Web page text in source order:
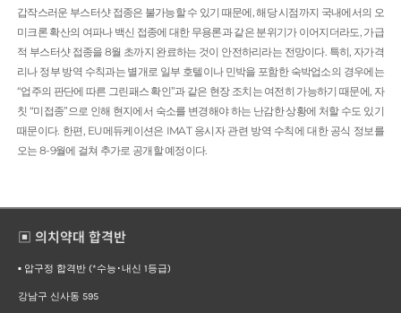
갑작스러운 부스터샷 접종은 불가능할 수 있기 때문에, 해당 시점까지 국내에서의 오
미크론 확산의 여파나 백신 접종에 대한 무용론과 같은 분위기가 이어지더라도, 가급
적 부스터샷 접종을 8월 초까지 완료하는 것이 안전하리라는 전망이다. 특히, 자가격
리나 정부 방역 수칙과는 별개로 일부 호텔이나 민박을 포함한 숙박업소의 경우에는
“업주의 판단에 따른 그린패스 확인”과 같은 현장 조치는 여전히 가능하기 때문에, 자
칫 “미접종”으로 인해 현지에서 숙소를 변경해야 하는 난감한 상황에 처할 수도 있기
때문이다. 한편, EU메듀케이션은 IMAT 응시자 관련 방역 수칙에 대한 공식 정보를
오는 8-9월에 걸쳐 추가로 공개할 예정이다.
▣ 의치약대 합격반
▪︎ 압구정 합격반 (*수능･내신 1등급)
강남구 신사동 595